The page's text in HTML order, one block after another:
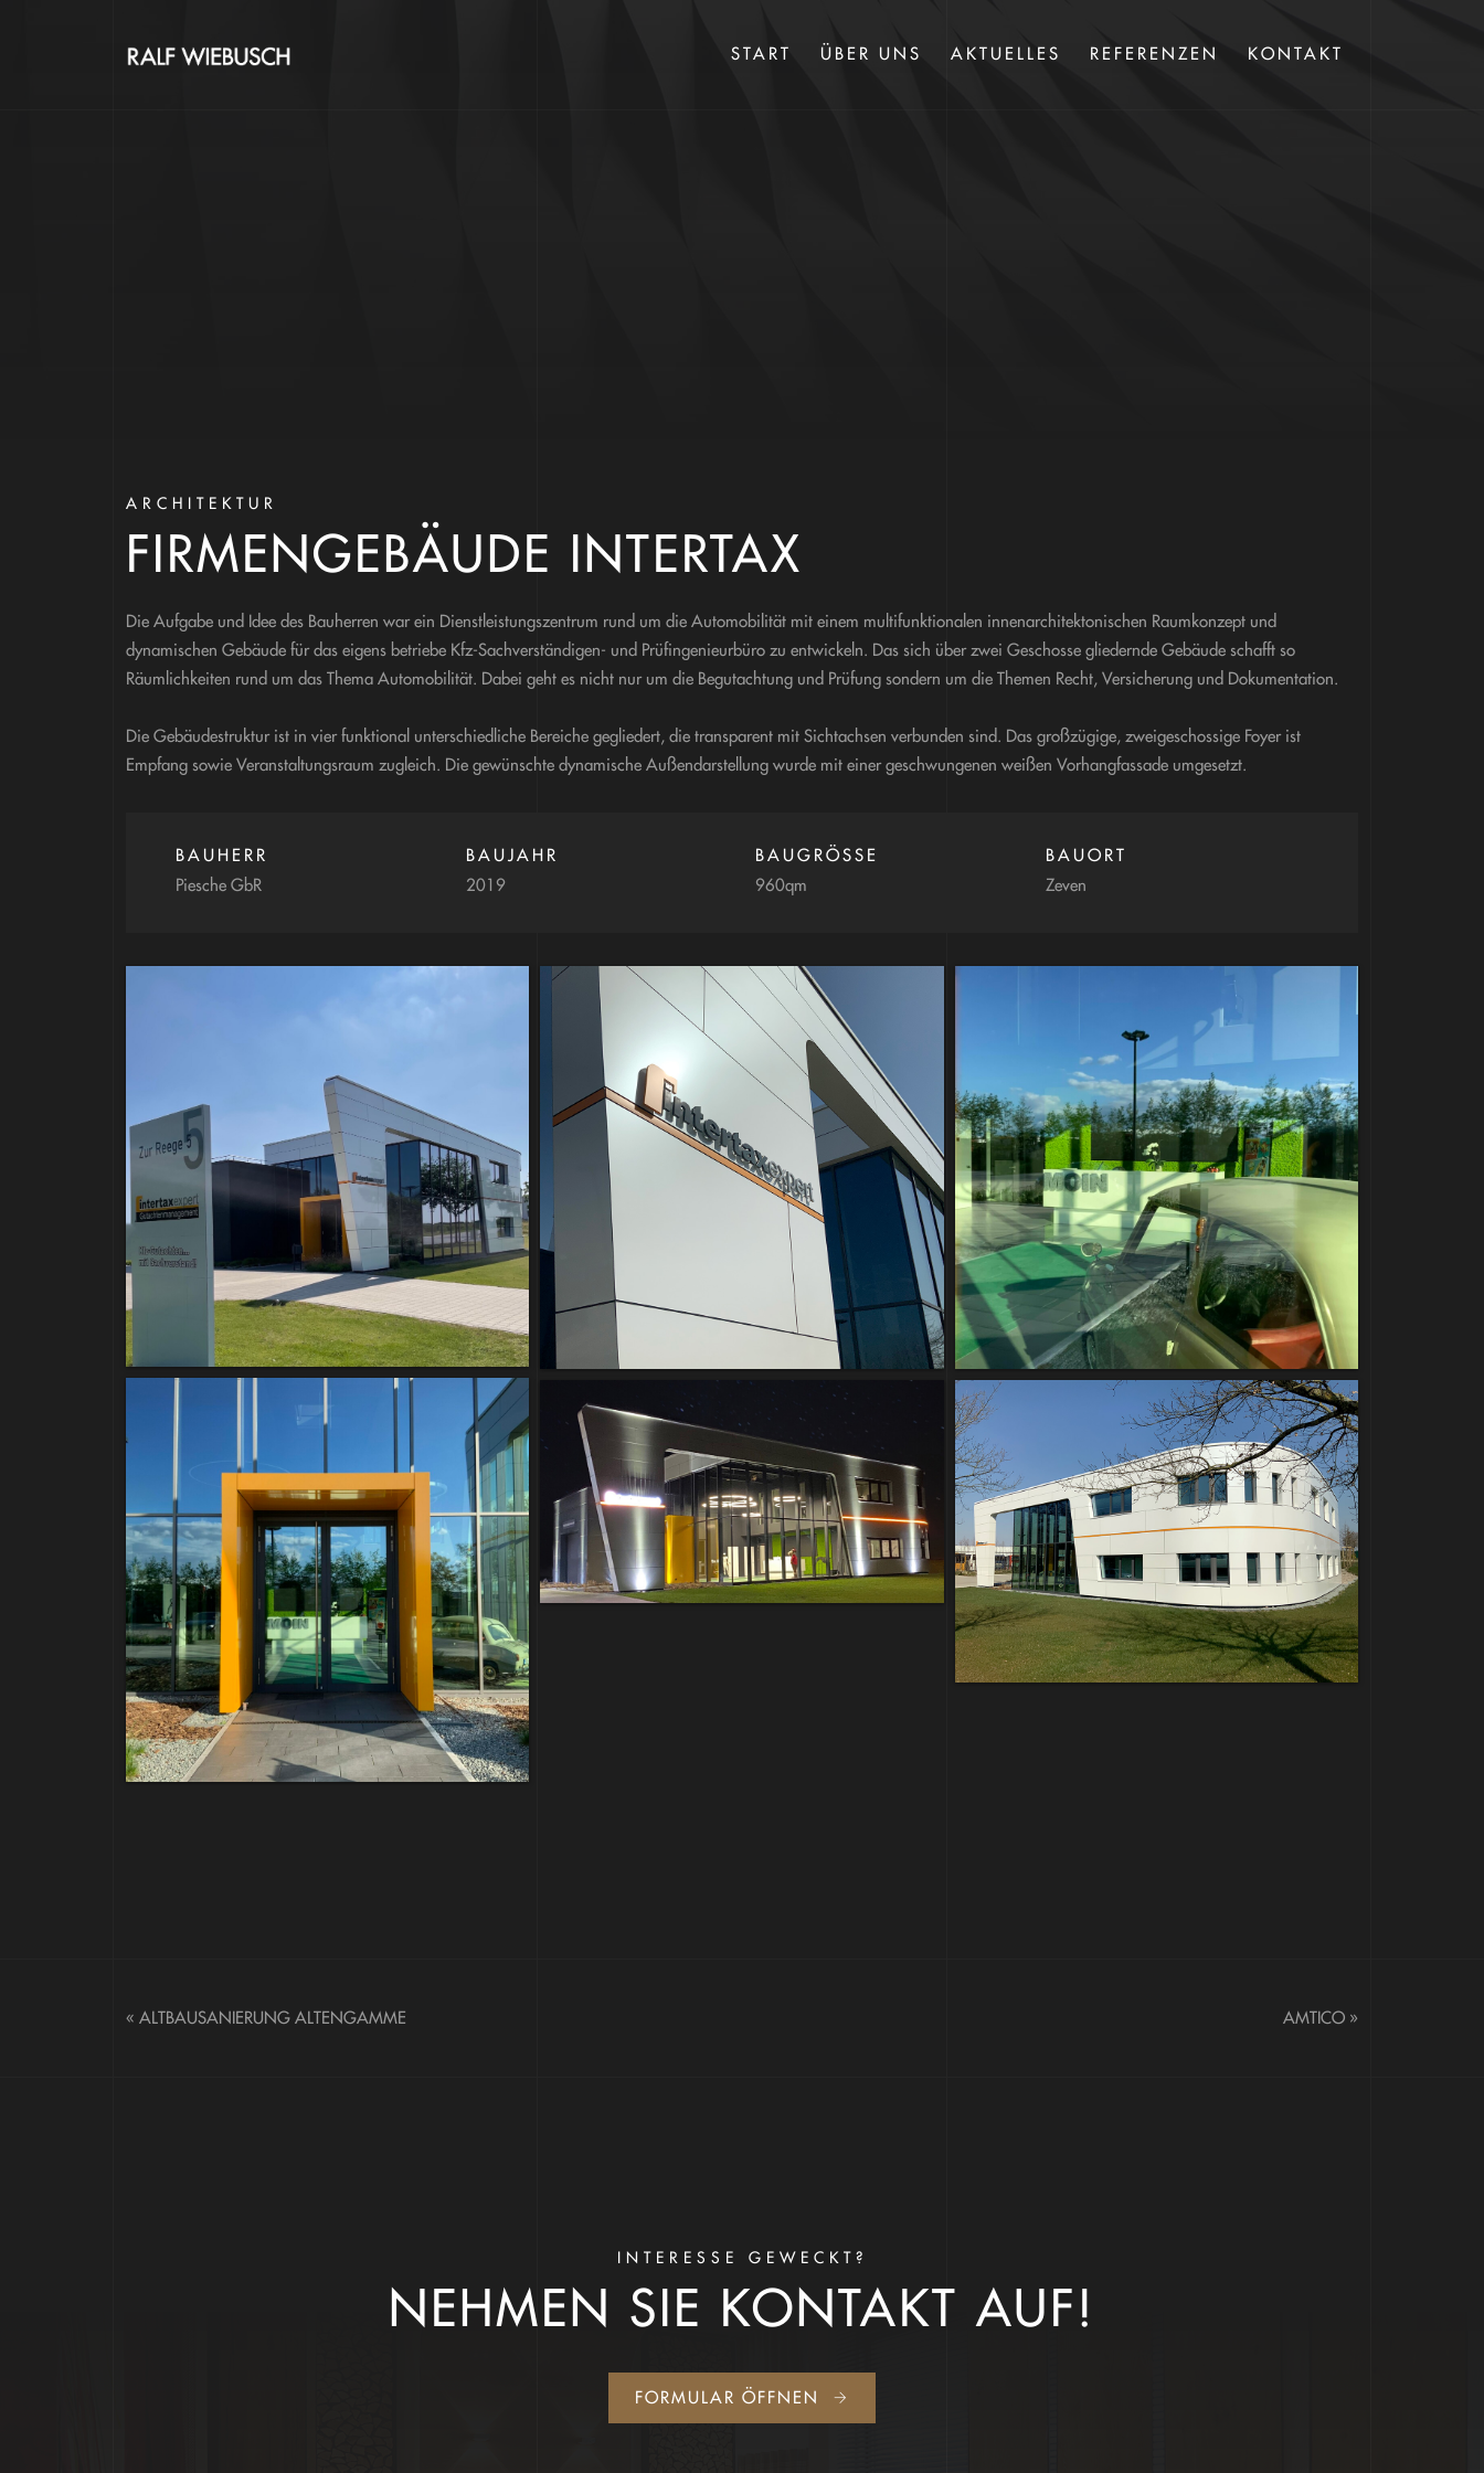
START ÜBER UNS AKTUELLES REFERENZEN KONTAKT
ARCHITEKTUR
FIRMENGEBÄUDE INTERTAX
Die Aufgabe und Idee des Bauherren war ein Dienstleistungszentrum rund um die Automobilität mit einem multifunktionalen innenarchitektonischen Raumkonzept und
dynamischen Gebäude für das eigens betriebe Kfz-Sachverständigen- und Prüfingenieurbüro zu entwickeln. Das sich über zwei Geschosse gliedernde Gebäude schafft so
Räumlichkeiten rund um das Thema Automobilität. Dabei geht es nicht nur um die Begutachtung und Prüfung sondern um die Themen Recht, Versicherung und Dokumentation.
Die Gebäudestruktur ist in vier funktional unterschiedliche Bereiche gegliedert, die transparent mit Sichtachsen verbunden sind. Das großzügige, zweigeschossige Foyer ist
Empfang sowie Veranstaltungsraum zugleich. Die gewünschte dynamische Außendarstellung wurde mit einer geschwungenen weißen Vorhangfassade umgesetzt.
BAUHERR
Piesche GbR
BAUJAHR
2019
BAUGRÖSSE
960qm
BAUORT
Zeven
« ALTBAUSANIERUNG ALTENGAMME AMTICO »
INTERESSE GEWECKT?
NEHMEN SIE KONTAKT AUF!
FORMULAR ÖFFNEN